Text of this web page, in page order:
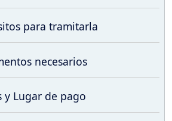
para tramitarla
necesarios
y Lugar de pago